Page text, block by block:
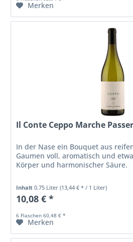
Merken
Il Conte Ceppo Marche
In der Nase ein Bouquet aus
Gaumen voll, aromatisch und
Körper und harmonischer Säure.
Inhalt0.75 Liter(13,44 € * / 1 Liter)
10,08 € *
6 Flaschen 60,48 € *
Merken